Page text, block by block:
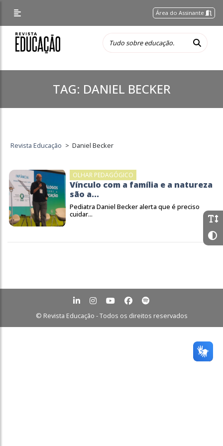
Área do Assinante
TAG: DANIEL BECKER
Revista Educação > Daniel Becker
OLHAR PEDAGÓGICO
Vínculo com a família e a natureza
são a...
Pediatra Daniel Becker alerta que é preciso
cuidar...
© Revista Educação - Todos os direitos reservados